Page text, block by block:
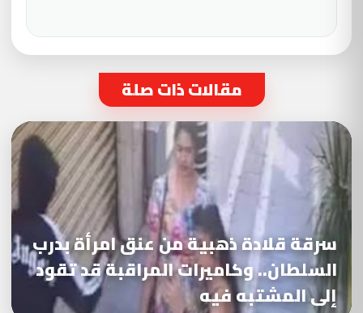
مقالات ذات صلة
سرقة قلادة ذهبية من عنق امرأة بدرب
السلطان.. وكاميرات المراقبة قد تقود
إلى المشتبه فيه